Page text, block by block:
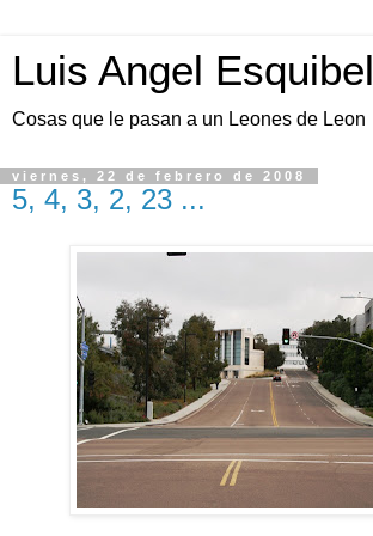
Luis Angel Esquibel
Cosas que le pasan a un Leones de Leon
viernes, 22 de febrero de 2008
5, 4, 3, 2, 23 ...